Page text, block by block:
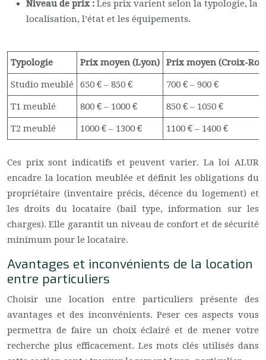
Niveau de prix : Les prix varient selon la typologie, la
localisation, l’état et les équipements.
Typologie Prix moyen (Lyon) Prix moyen (Croix-
Studio meublé 650 € – 850 € 700 € – 900 €
T1 meublé 800 € – 1000 € 850 € – 1050 €
T2 meublé 1000 € – 1300 € 1100 € – 1400 €
Ces prix sont indicatifs et peuvent varier. La loi ALUR
encadre la location meublée et définit les obligations du
propriétaire (inventaire précis, décence du logement) et
les droits du locataire (bail type, information sur les
charges). Elle garantit un niveau de confort et de sécurité
minimum pour le locataire.
Avantages et inconvénients de la location
entre particuliers
Choisir une location entre particuliers présente des
avantages et des inconvénients. Peser ces aspects vous
permettra de faire un choix éclairé et de mener votre
recherche plus efficacement. Les mots clés utilisés dans